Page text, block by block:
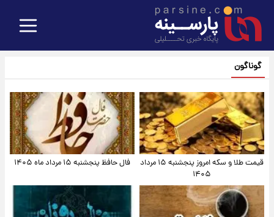
گوناگون
قیمت طلا و سکه امروز پنجشنبه ۱۵ مرداد
۱۴۰۵
فال حافظ پنجشنبه ۱۵ مرداد ماه ۱۴۰۵